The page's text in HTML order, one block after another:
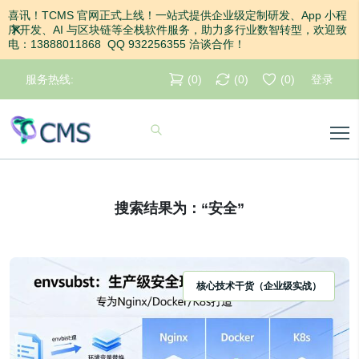
喜讯！TCMS 官网正式上线！一站式提供企业级定制研发、App 小程
序开发、AI 与区块链等全栈软件服务，助力多行业数智转型，欢迎致
电：13888011868 QQ 932256355 洽谈合作！
关闭
服务热线: (0) (0) (0) 登录
搜索结果为：“安全”
核心技术干货（企业级实战）